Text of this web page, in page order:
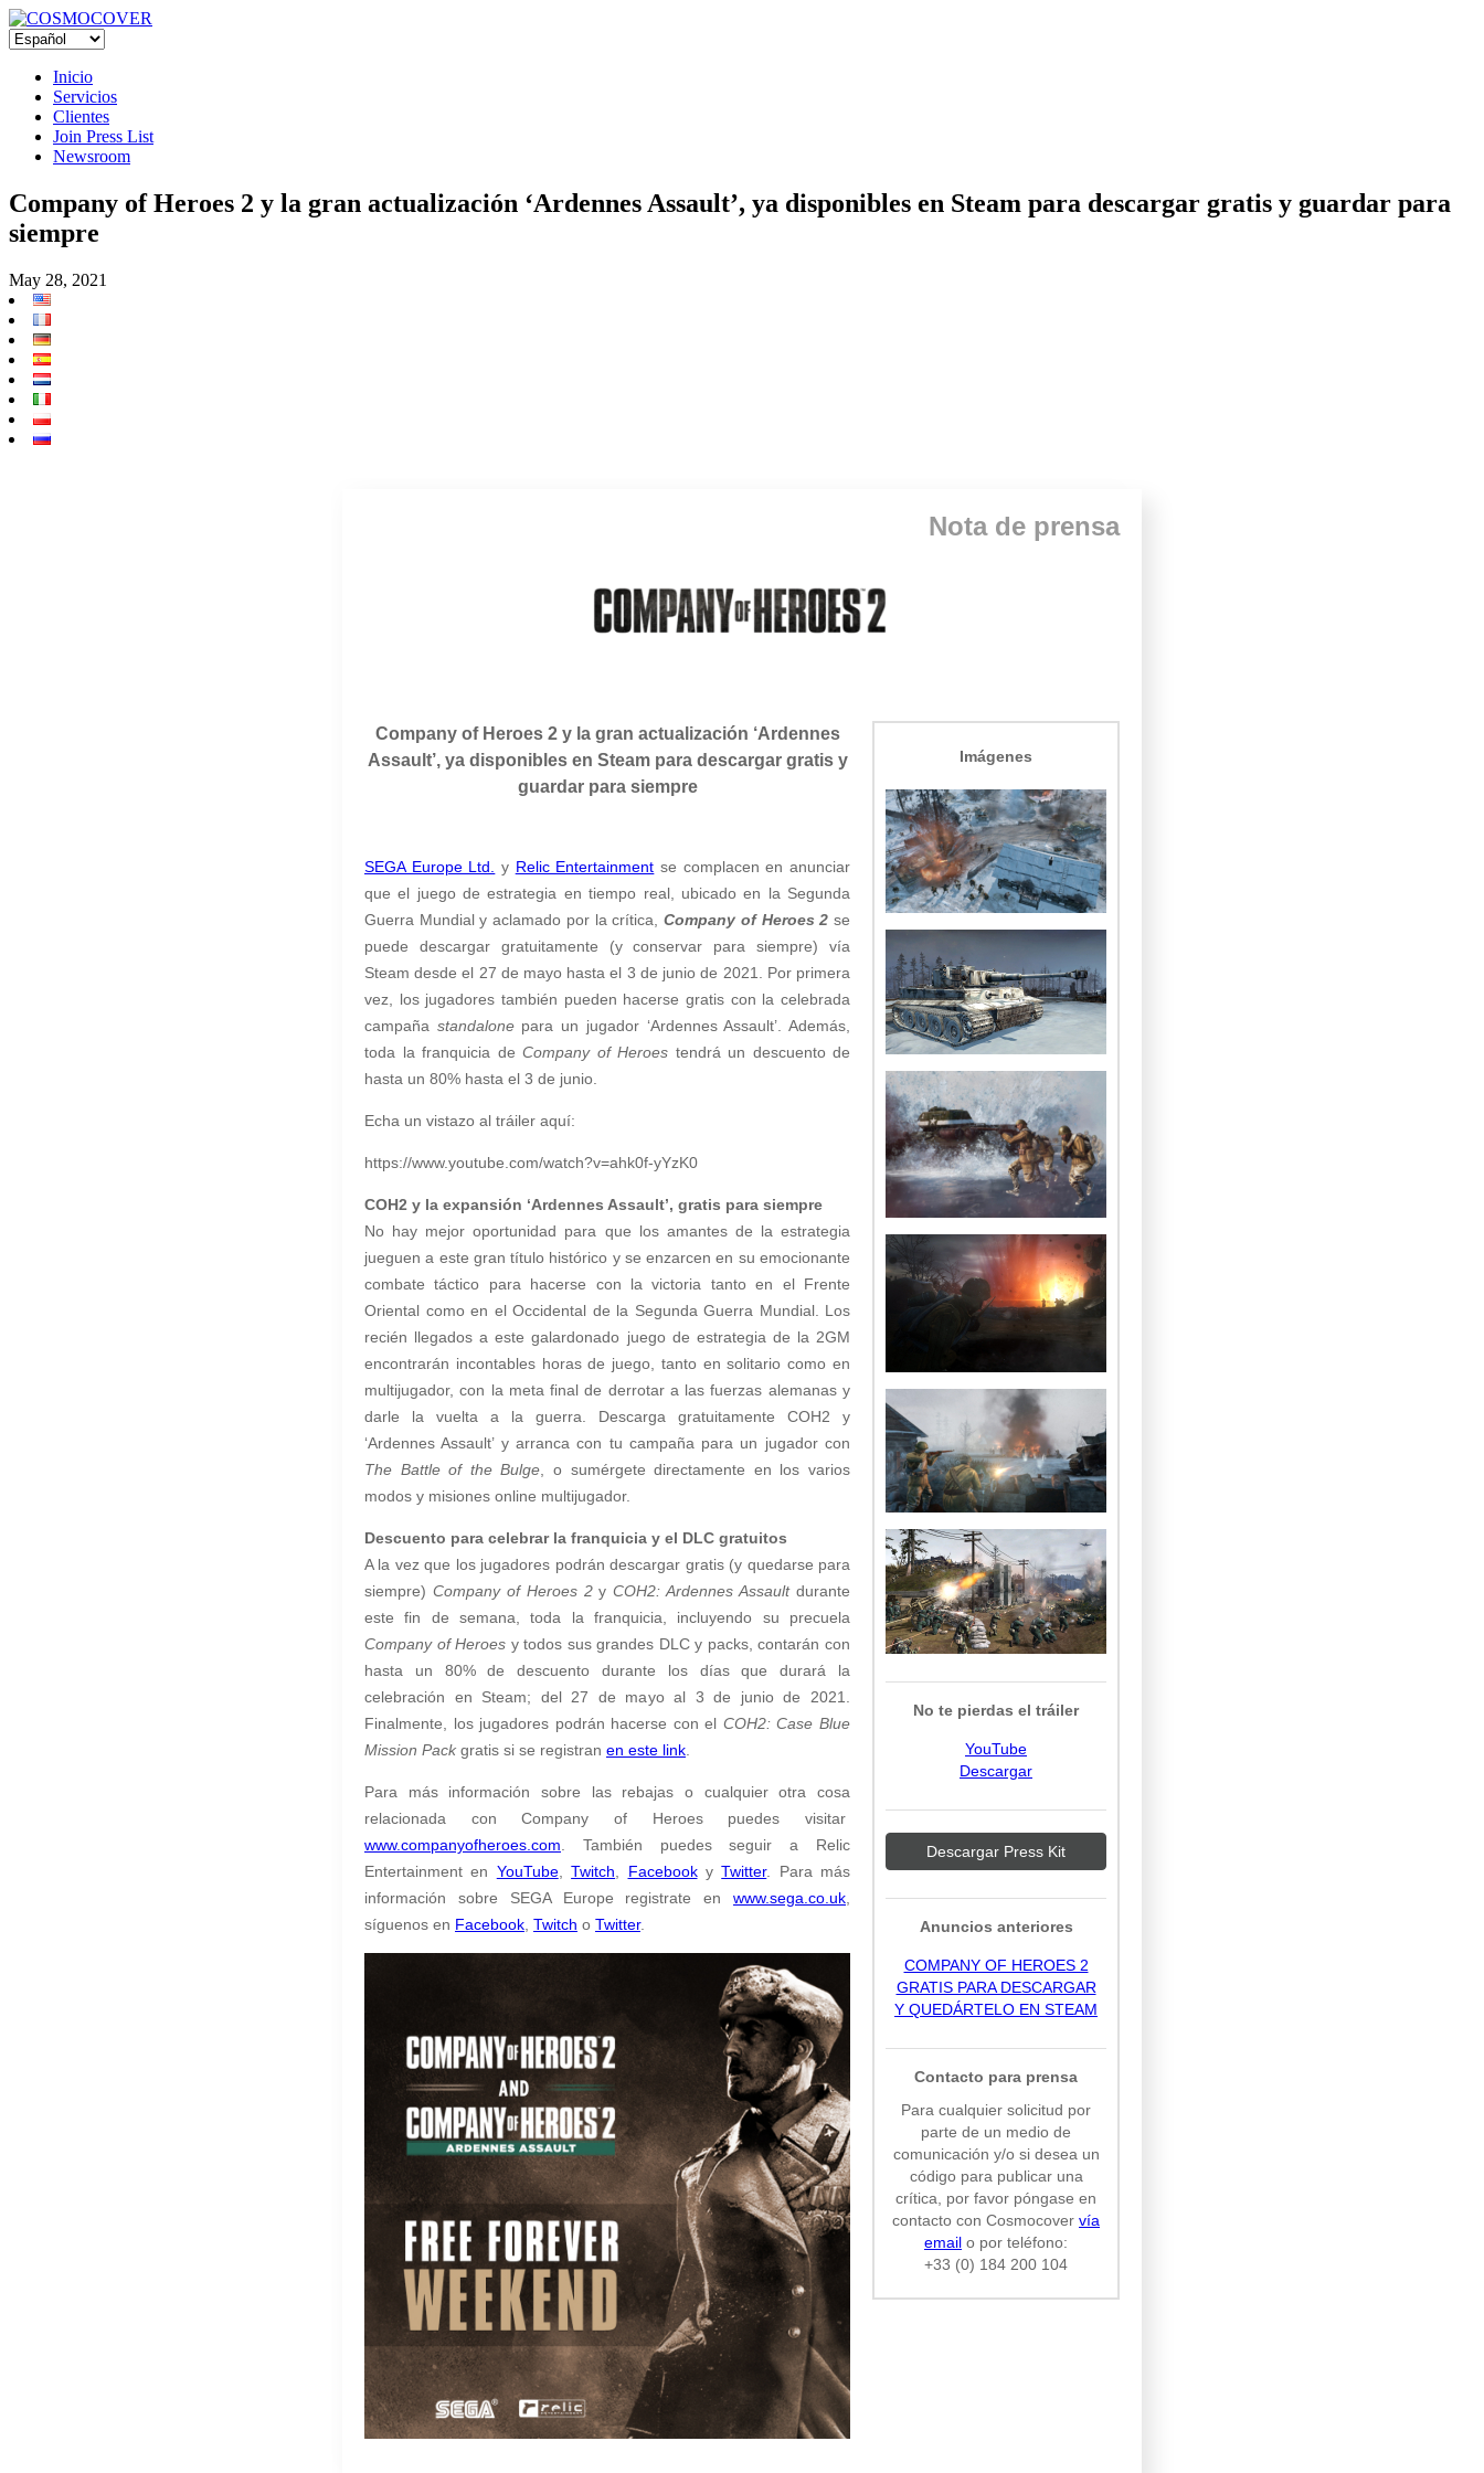
Inicio
Servicios
Clientes
Join Press List
Newsroom
Company of Heroes 2 y la gran actualización ‘Ardennes Assault’, ya disponibles en Steam para descargar gratis y guardar para
siempre
May 28, 2021
Nota de prensa
Company of Heroes 2 y la gran actualización ‘Ardennes
Assault’, ya disponibles en Steam para descargar gratis y
guardar para siempre
SEGA Europe Ltd. y Relic Entertainment se complacen en anunciar
que el juego de estrategia en tiempo real, ubicado en la Segunda
Guerra Mundial y aclamado por la crítica,Company of Heroes 2 se
puede descargar gratuitamente (y conservar para siempre) vía
Steam desde el 27 de mayo hasta el 3 de junio de 2021. Por primera
vez, los jugadores también pueden hacerse gratis con la celebrada
campaña standalonepara un jugador ‘Ardennes Assault’. Además,
toda la franquicia de Company of Heroes tendrá un descuento de
hasta un 80% hasta el 3 de junio.
Echa un vistazo al tráiler aquí:
https://www.youtube.com/watch?v=ahk0f-yYzK0
COH2 y la expansión ‘Ardennes Assault’, gratis para siempre
No hay mejor oportunidad para que los amantes de la estrategia
jueguen a este gran título histórico y se enzarcen en su emocionante
combate táctico para hacerse con la victoria tanto en el Frente
Oriental como en el Occidental de la Segunda Guerra Mundial. Los
recién llegados a este galardonado juego de estrategia de la 2GM
encontrarán incontables horas de juego, tanto en solitario como en
multijugador, con la meta final de derrotar a las fuerzas alemanas y
darle la vuelta a la guerra. Descarga gratuitamente COH2 y
‘Ardennes Assault’ y arranca con tu campaña para un jugador con
The Battle of the Bulge , o sumérgete directamente en los varios
modos y misiones online multijugador.
Descuento para celebrar la franquicia y el DLC gratuitos
A la vez que los jugadores podrán descargar gratis (y quedarse para
siempre) Company of Heroes 2yCOH2: Ardennes Assaultdurante
este fin de semana, toda la franquicia, incluyendo su precuela
Company of Heroes y todos sus grandes DLC y packs, contarán con
hasta un 80% de descuento durante los días que durará la
celebración en Steam; del 27 de mayo al 3 de junio de 2021.
Finalmente, los jugadores podrán hacerse con el COH2: Case Blue
Mission Pack gratis si se registran en este link
Para más información sobre las rebajas o cualquier otra cosa
relacionada con Company of Heroes puedes visitar
www.companyofheroes.com . También puedes seguir a Relic
Entertainment en YouTube,Twitch FacebookyTwitter. Para más
información sobre SEGA Europe registrate en www.sega.co.uk
síguenos en Facebook Twitch o Twitter.
Imágenes
No te pierdas el tráiler
YouTube
Descargar
Descargar Press Kit
Anuncios anteriores
COMPANY OF HEROES 2
GRATIS PARA DESCARGAR
Y QUEDÁRTELO EN STEAM
Contacto para prensa
Para cualquier solicitud por
parte de un medio de
comunicación y/o si desea un
código para publicar una
crítica, por favor póngase en
contacto con Cosmocover vía
email o por teléfono:
+33 (0) 184 200 104